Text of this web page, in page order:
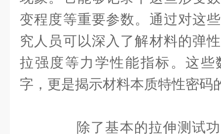
变程度等重要参数。通过对这
究人员可以深入了解材料的弹
拉强度等力学性能指标。这些
字，更是揭示材料本质特性密码
除了基本的拉伸测试功